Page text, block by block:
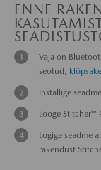
ENNE
Vaja on
seotud,
Installige
Looge Stitcher™
Logige seadme
rakendust